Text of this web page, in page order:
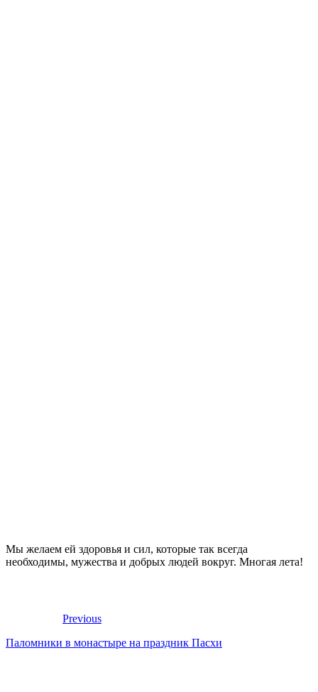
Мы желаем ей здоровья и сил, которые так всегда
необходимы, мужества и добрых людей вокруг. Многая лета!
Previous
Паломники в монастыре на праздник Пасхи